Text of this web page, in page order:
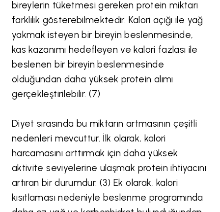
bireylerin tüketmesi gereken protein miktarı
farklılık gösterebilmektedir. Kalori açığı ile yağ
yakmak isteyen bir bireyin beslenmesinde,
kas kazanımı hedefleyen ve kalori fazlası ile
beslenen bir bireyin beslenmesinde
olduğundan daha yüksek protein alımı
gerçekleştirilebilir. (7)
Diyet sırasında bu miktarın artmasının çeşitli
nedenleri mevcuttur. İlk olarak, kalori
harcamasını arttırmak için daha yüksek
aktivite seviyelerine ulaşmak protein ihtiyacını
artıran bir durumdur. (3) Ek olarak, kalori
kısıtlaması nedeniyle beslenme programında